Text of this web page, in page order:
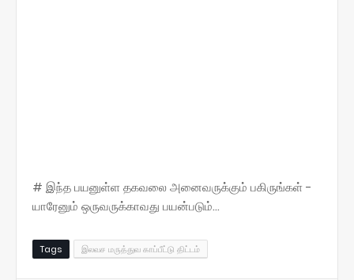
# இந்த பயனுள்ள தகவலை அனைவருக்கும் பகிருங்கள் -
யாரேனும் ஒருவருக்காவது பயன்படும்...
Tags இலவச மருத்துவ காப்பீட்டு திட்டம்